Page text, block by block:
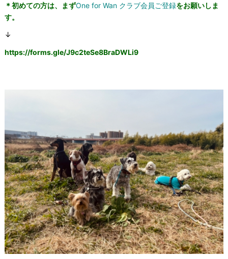
＊初めての方は、まずOne for Wan クラブ会員ご登録をお願いしま
す。
↓
https://forms.gle/J9c2teSe8BraDWLi9